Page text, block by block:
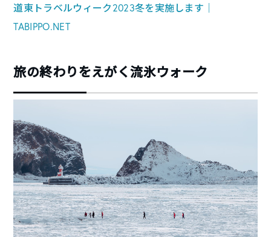
道東トラベルウィーク2023冬を実施します｜
TABIPPO.NET
旅の終わりをえがく流氷ウォーク